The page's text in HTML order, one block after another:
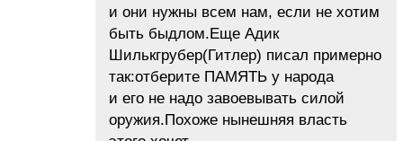
и они нужны всем нам, если не хотим
быть быдлом.Еще Адик
Шилькгрубер(Гитлер) писал примерно
так:отберите ПАМЯТЬ у народа
и его не надо завоевывать силой
оружия.Похоже нынешняя власть